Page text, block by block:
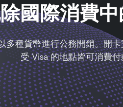
國際消費
種貨幣進行公務開銷。開
受 Visa 的地點皆可消費